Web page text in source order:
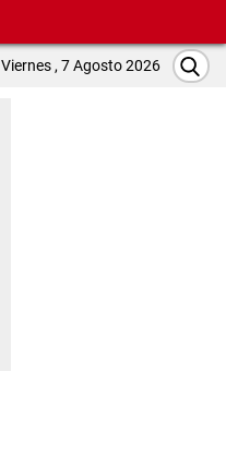
Viernes , 7 Agosto 2026